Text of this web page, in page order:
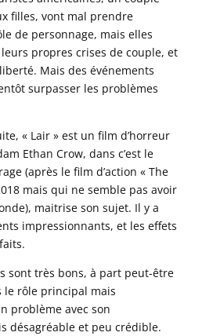
filles, vont mal prendre
de personnage, mais elles
propres crises de couple, et
Mais des événements
surpasser les problèmes
« Lair » est un film d’horreur
Ethan Crow, dans c’est le
(après le film d’action « The
mais qui ne semble pas avoir
maitrise son sujet. Il y a
impressionnants, et les effets
sont très bons, à part peut-être
le rôle principal mais
problème avec son
désagréable et peu crédible.